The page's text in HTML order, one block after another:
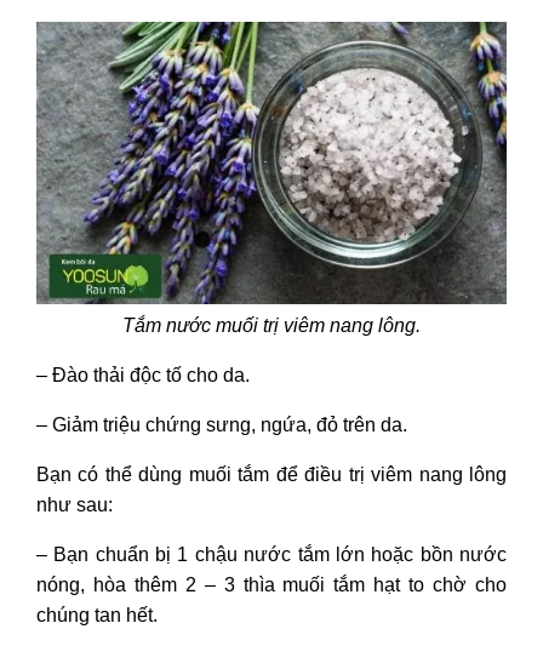
Tắm nước muối trị viêm nang lông.
– Đào thải độc tố cho da.
– Giảm triệu chứng sưng, ngứa, đỏ trên da.
Bạn có thể dùng muối tắm để điều trị viêm nang lông
như sau:
– Bạn chuẩn bị 1 chậu nước tắm lớn hoặc bồn nước
nóng, hòa thêm 2 – 3 thìa muối tắm hạt to chờ cho
chúng tan hết.